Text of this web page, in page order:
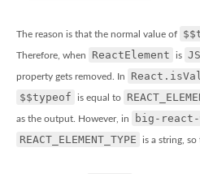
The reason is that the normal value of
Therefore, when ReactElement is
property gets removed. In
$$typeof is equal to
as the output. However, in big-react-
REACT_ELEMENT_TYPE is a string, so